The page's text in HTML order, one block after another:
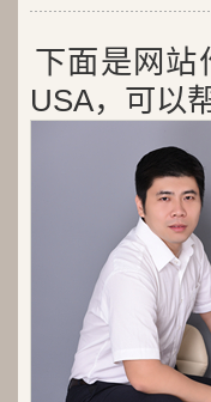
下面是网站
USA，可以